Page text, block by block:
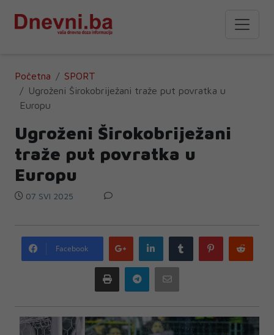
Početna
SPORT
Ugroženi Širokobriježani traže put povratka u
Europu
Ugroženi Širokobriježani
traže put povratka u
Europu
07 SVI 2025
Facebook
Google
plus
LinkedIn Tumblr Pinterest
Print Telegram